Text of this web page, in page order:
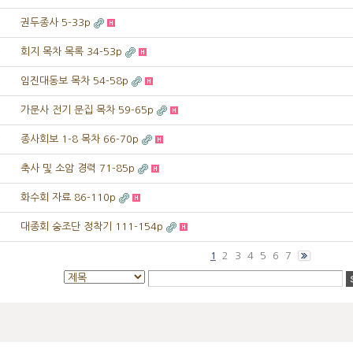
권두종사 5-33p
회지 목차 목록 34-53p
임진대동보 목차 54-58p
가문사 전기 문집 목차 59-65p
종사회보 1-8 목차 66-70p
축사 및 소암 경력 71-85p
화수회 자료 86-110p
대종회 숭조단 정착기 111-154p
1 2 3 4 5 6 7